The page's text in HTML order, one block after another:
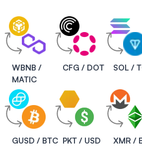
WBNB /
MATIC
CFG / DOT SOL /
GUSD / BTC PKT / USD XMR /